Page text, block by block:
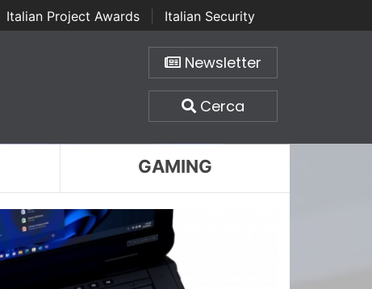
Italian Project Awards
Italian Security
Newsletter
Cerca
GAMING